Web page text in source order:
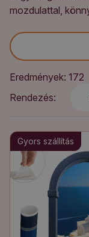
mozdulattal,
Eredmények: 172
Rendezés:
Gyors szállítás